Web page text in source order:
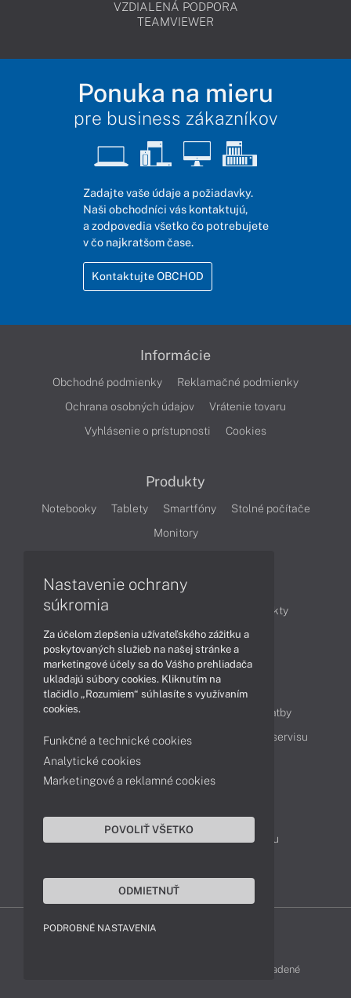
VZDIALENÁ PODPORA
TEAMVIEWER
Ponuka na mieru
pre business zákazníkov
Zadajte vaše údaje a požiadavky.
Naši obchodníci vás kontaktujú,
a zodpovedia všetko čo potrebujete
v čo najkratšom čase.
Kontaktujte OBCHOD
Informácie
Obchodné podmienky
Reklamačné podmienky
Ochrana osobných údajov
Vrátenie tovaru
Vyhlásenie o prístupnosti
Cookies
Produkty
Notebooky Tablety Smartfóny
Stolné počítače
Monitory
Články
Obchodné informácie
Produkty
Technológie
Videá
Obsah
Ako nakupovať
Možnosti doručenia a platby
Podpora a servis
Servisné služby Cenník servisu
Kontakty
043 4224 771
Obchodné oddelenie
Reklamácia tovaru
LENOVO-SHOP © 2013 - 2026 Všetky práva vyhradené
Nastavenie ochrany
súkromia
Za účelom zlepšenia užívateľského zážitku a
poskytovaných služieb na našej stránke a
marketingové účely sa do Vášho prehliadača
ukladajú súbory cookies. Kliknutím na
tlačidlo „Rozumiem“ súhlasíte s využívaním
cookies.
Funkčné a technické cookies
Analytické cookies
Marketingové a reklamné cookies
POVOLIŤ VŠETKO
ODMIETNUŤ
PODROBNÉ NASTAVENIA